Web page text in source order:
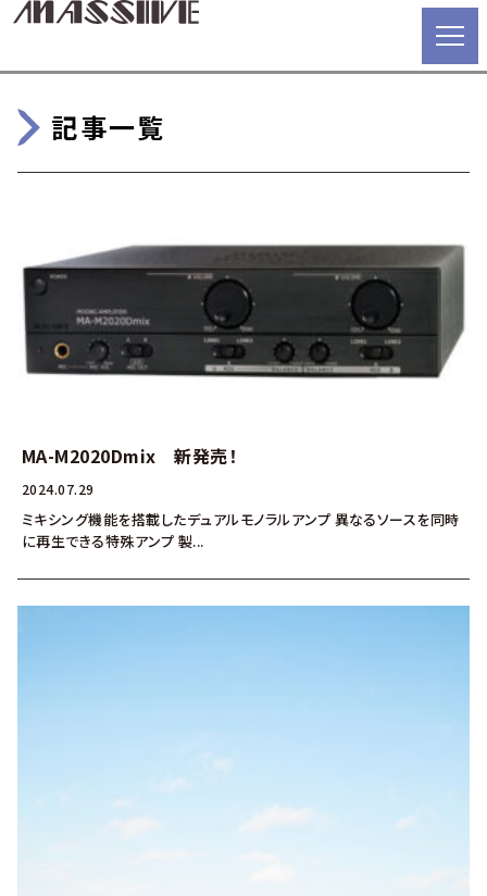
記事一覧
MA-M2020Dmix 新発売！
2024.07.29
ミキシング機能を搭載したデュアルモノラルアンプ 異なるソースを同時
に再生できる特殊アンプ 製...